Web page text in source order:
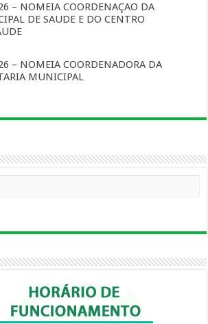
– NOMEIA COORDENAÇAO DA
DE SAUDE E DO CENTRO
– NOMEIA COORDENADORA DA
MUNICIPAL